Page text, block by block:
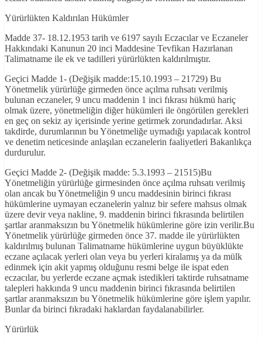
Yürürlükten Kaldırılan Hükümler
Madde 37- 18.12.1953 tarih ve 6197 sayılı Eczacılar ve Eczaneler
Hakkındaki Kanunun 20 inci Maddesine Tevfikan Hazırlanan
Talimatname ile ek ve tadilleri yürürlükten kaldırılmıştır.
Geçici Madde 1- (Değişik madde:15.10.1993 – 21729) Bu
Yönetmelik yürürlüğe girmeden önce açılma ruhsatı verilmiş
bulunan eczaneler, 9 uncu maddenin 1 inci fıkrası hükmü hariç
olmak üzere, yönetmeliğin diğer hükümleri ile öngörülen gerekleri
en geç on sekiz ay içerisinde yerine getirmek zorundadırlar. Aksi
takdirde, durumlarının bu Yönetmeliğe uymadığı yapılacak kontrol
ve denetim neticesinde anlaşılan eczanelerin faaliyetleri Bakanlıkça
durdurulur.
Geçici Madde 2- (Değişik madde: 5.3.1993 – 21515)Bu
Yönetmeliğin yürürlüğe girmesinden önce açılma ruhsatı verilmiş
olan ancak bu Yönetmeliğin 9 uncu maddesinin birinci fıkrası
hükümlerine uymayan eczanelerin yalnız bir sefere mahsus olmak
üzere devir veya nakline, 9. maddenin birinci fıkrasında belirtilen
şartlar aranmaksızın bu Yönetmelik hükümlerine göre izin verilir.Bu
Yönetmelik yürürlüğe girmeden önce 37. madde ile yürürlükten
kaldırılmış bulunan Talimatname hükümlerine uygun büyüklükte
eczane açılacak yerleri olan veya bu yerleri kiralamış ya da mülk
edinmek için akit yapmış olduğunu resmi belge ile ispat eden
eczacılar, bu yerlerde eczane açmak istedikleri taktirde ruhsatname
talepleri hakkında 9 uncu maddenin birinci fıkrasında belirtilen
şartlar aranmaksızın bu Yönetmelik hükümlerine göre işlem yapılır.
Bunlar da birinci fıkradaki haklardan faydalanabilirler.
Yürürlük